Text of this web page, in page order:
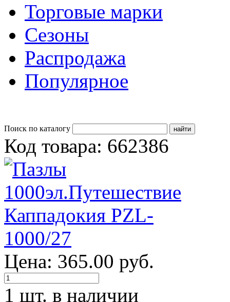
Торговые марки
Сезоны
Распродажа
Популярное
Поиск по каталогу
Код товара: 662386
Цена: 365.00 руб.
1 шт. в наличии